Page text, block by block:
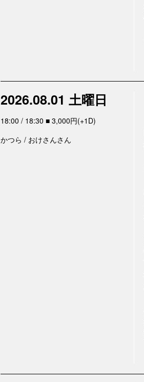
2026.08.01 土曜日
18:00 / 18:30 ■ 3,000円(+1D)
かつら / おけさんさん